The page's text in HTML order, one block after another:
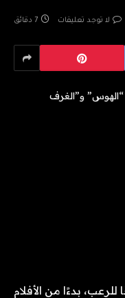
لا توجد تعليقات 7 دقائق
جامحًا للرعب، بدءًا من الأفلام